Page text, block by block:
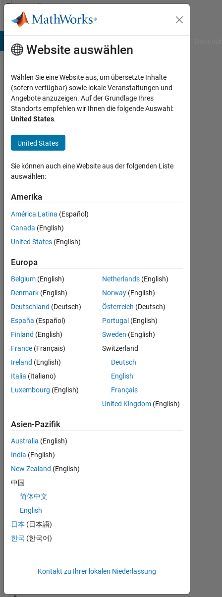
Weiter zum Inhalt
Community
Profile
Clare
Ostle
Last
etwa 2
Monate
vor
seit
2023
Followers:
0
Follow
Dashboard
Statistik
MATLAB Answers
BEITRÄGE
05/23
10/23
03/24
08/24
01/25
06/25
04/26
RANG
Website auswählen
Wählen Sie eine Website aus, um übersetzte Inhalte
(sofern verfügbar) sowie lokale Veranstaltungen und
Angebote anzuzeigen. Auf der Grundlage Ihres
Standorts empfehlen wir Ihnen die folgende Auswahl:
United States.
United States
Sie können auch eine Website aus der folgenden Liste
auswählen:
Amerika
América Latina (Español)
Canada (English)
United States (English)
Europa
Belgium (English)
Denmark (English)
Deutschland (Deutsch)
España (Español)
Finland (English)
France (Français)
Ireland (English)
Italia (Italiano)
Luxembourg (English)
Netherlands (English)
Norway (English)
Österreich (Deutsch)
Portugal (English)
Sweden (English)
Switzerland
Deutsch
English
Français
United Kingdom (English)
Asien-Pazifik
Australia (English)
India (English)
New Zealand (English)
中国
简体中文
English
日本 (日本語)
한국 (한국어)
Kontakt zu Ihrer lokalen Niederlassung